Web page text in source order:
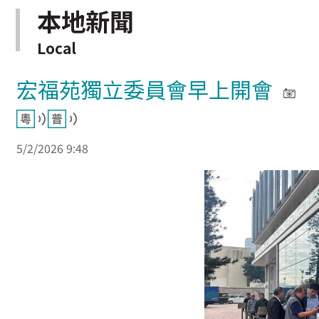
本地新聞
Local
宏福苑獨立委員會早上開會
5/2/2026 9:48